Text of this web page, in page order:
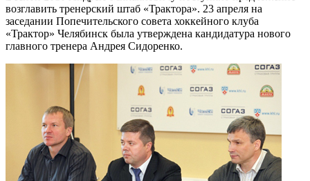
возглавить тренерский штаб «Трактора». 23 апреля на
заседании Попечительского совета хоккейного клуба
«Трактор» Челябинск была утверждена кандидатура нового
главного тренера Андрея Сидоренко.